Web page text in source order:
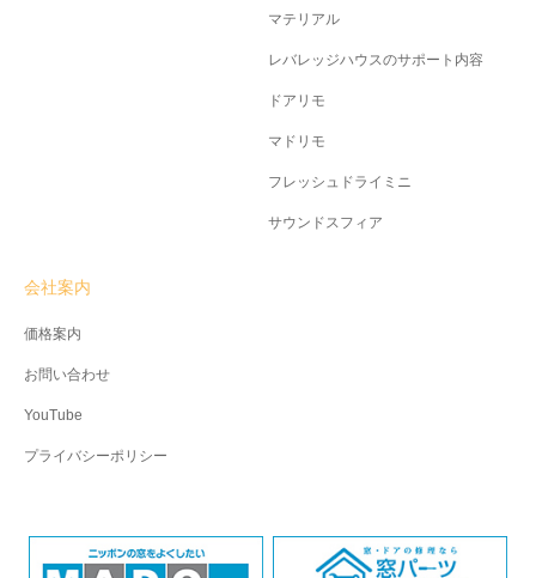
マテリアル
レバレッジハウスのサポート内容
ドアリモ
マドリモ
フレッシュドライミニ
サウンドスフィア
会社案内
価格案内
お問い合わせ
YouTube
プライバシーポリシー